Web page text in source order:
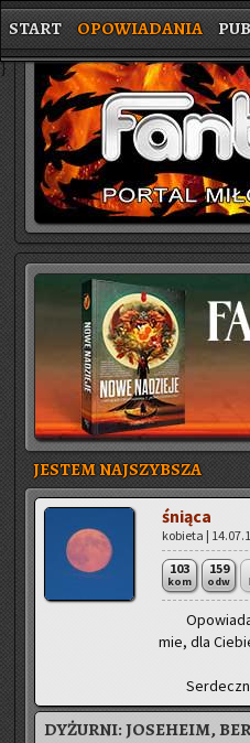
START OPOWIADANIA
}
JESTEM NAJSZYBSZA
śnią­ca
ko­bie­ta |
103
kom
159
odw
mie, dla
DYŻURNI:JOSEHEIM,